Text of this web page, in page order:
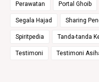
Perawatan Portal Ghoib
Segala Hajad Sharing
Spiritpedia Tanda-tanda
Testimoni Testimoni